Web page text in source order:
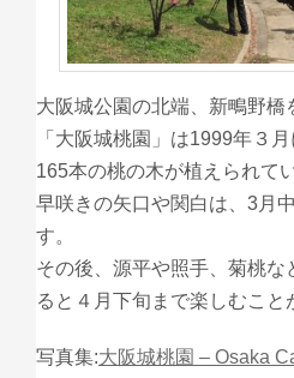
大阪城公園の北端、新鴫野橋
「大阪城桃園」は1999年３
165本の桃の木が植えられて
早咲きの矢口や関白は、3月
す。
その後、源平や照手、菊桃な
ると４月下旬まで楽しむこと
写真集:大阪城桃園 – Osaka